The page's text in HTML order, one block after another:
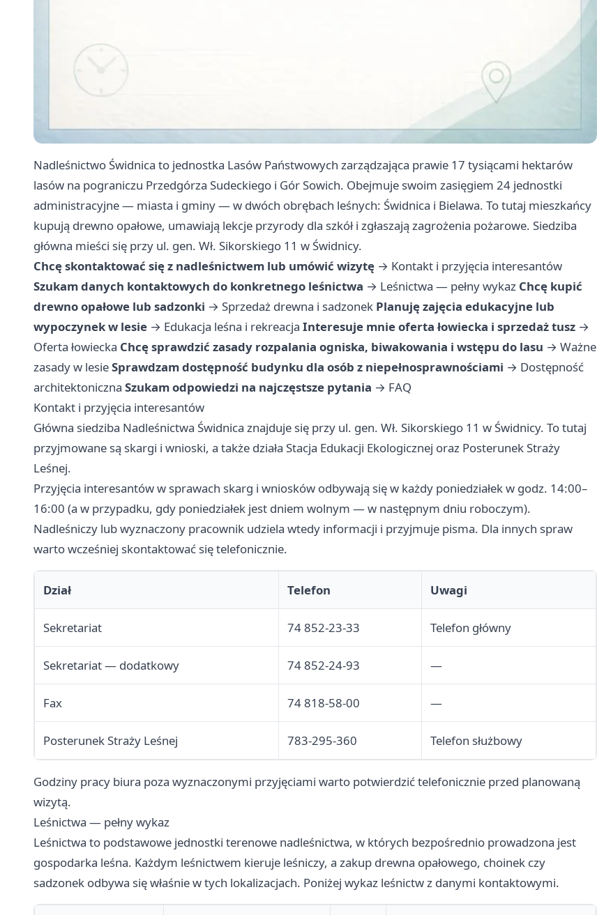
Nadleśnictwo Świdnica to jednostka Lasów Państwowych zarządzająca prawie 17 tysiącami hektarów
lasów na pograniczu Przedgórza Sudeckiego i Gór Sowich. Obejmuje swoim zasięgiem 24 jednostki
administracyjne — miasta i gminy — w dwóch obrębach leśnych: Świdnica i Bielawa. To tutaj mieszkańcy
kupują drewno opałowe, umawiają lekcje przyrody dla szkół i zgłaszają zagrożenia pożarowe. Siedziba
główna mieści się przy ul. gen. Wł. Sikorskiego 11 w Świdnicy.
Chcę skontaktować się z nadleśnictwem lub umówić wizytę → Kontakt i przyjęcia interesantów
Szukam danych kontaktowych do konkretnego leśnictwa → Leśnictwa — pełny wykaz Chcę kupić
drewno opałowe lub sadzonki → Sprzedaż drewna i sadzonek Planuję zajęcia edukacyjne lub
wypoczynek w lesie → Edukacja leśna i rekreacja Interesuje mnie oferta łowiecka i sprzedaż tusz →
Oferta łowiecka Chcę sprawdzić zasady rozpalania ogniska, biwakowania i wstępu do lasu → Ważne
zasady w lesieSprawdzam dostępność budynku dla osób z niepełnosprawnościami → Dostępność
architektoniczna Szukam odpowiedzi na najczęstsze pytania → FAQ
Kontakt i przyjęcia interesantów
Główna siedziba Nadleśnictwa Świdnica znajduje się przy ul. gen. Wł. Sikorskiego 11 w Świdnicy. To tutaj
przyjmowane są skargi i wnioski, a także działa Stacja Edukacji Ekologicznej oraz Posterunek Straży
Leśnej.
Przyjęcia interesantów w sprawach skarg i wniosków odbywają się w każdy poniedziałek w godz. 14:00–
16:00 (a w przypadku, gdy poniedziałek jest dniem wolnym — w następnym dniu roboczym).
Nadleśniczy lub wyznaczony pracownik udziela wtedy informacji i przyjmuje pisma. Dla innych spraw
warto wcześniej skontaktować się telefonicznie.
Dział Telefon Uwagi
Sekretariat 74 852-23-33 Telefon główny
Sekretariat — dodatkowy 74 852-24-93 —
Fax 74 818-58-00 —
Posterunek Straży Leśnej 783-295-360 Telefon służbowy
Godziny pracy biura poza wyznaczonymi przyjęciami warto potwierdzić telefonicznie przed planowaną
wizytą.
Leśnictwa — pełny wykaz
Leśnictwa to podstawowe jednostki terenowe nadleśnictwa, w których bezpośrednio prowadzona jest
gospodarka leśna. Każdym leśnictwem kieruje leśniczy, a zakup drewna opałowego, choinek czy
sadzonek odbywa się właśnie w tych lokalizacjach. Poniżej wykaz leśnictw z danymi kontaktowymi.